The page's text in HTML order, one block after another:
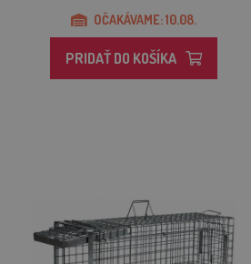
OČAKÁVAME: 10.08.
PRIDAŤ DO KOŠÍKA